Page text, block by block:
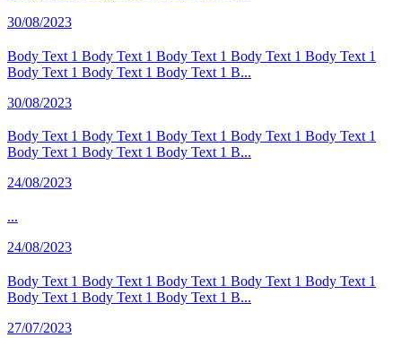
30/08/2023
Body Text 1 Body Text 1 Body Text 1 Body Text 1 Body Text 1
Body Text 1 Body Text 1 Body Text 1 B...
30/08/2023
Body Text 1 Body Text 1 Body Text 1 Body Text 1 Body Text 1
Body Text 1 Body Text 1 Body Text 1 B...
24/08/2023
...
24/08/2023
Body Text 1 Body Text 1 Body Text 1 Body Text 1 Body Text 1
Body Text 1 Body Text 1 Body Text 1 B...
27/07/2023